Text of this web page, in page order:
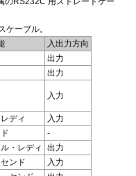
ケーブル。
入出力方向
出力
出力
入力
ディ
入力
-
・レディ
出力
ンド
入力